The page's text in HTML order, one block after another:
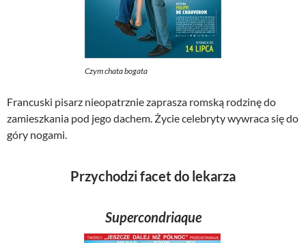
Czym chata bogata
Francuski pisarz nieopatrznie zaprasza romską rodzinę do
zamieszkania pod jego dachem. Życie celebryty wywraca się do
góry nogami.
Przychodzi facet do lekarza
Supercondriaque